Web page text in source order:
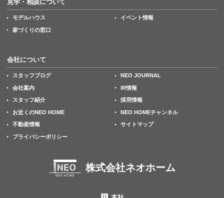
見学・相談について
モデルハウス イベント情報
家づくりの窓口
会社について
スタッフブログ NEO JOURNAL
会社案内 IR情報
スタッフ紹介 採用情報
お近くのNEO HOME NEO HOMEチャンネル
不動産情報 サイトマップ
プライバシーポリシー
株式会社ネオホーム